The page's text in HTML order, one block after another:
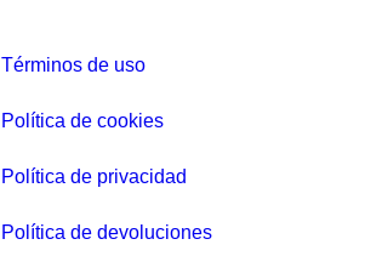
Términos de uso
Política de cookies
Política de privacidad
Política de devoluciones